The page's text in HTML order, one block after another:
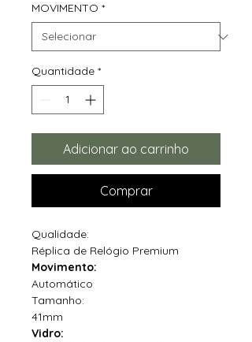
MOVIMENTO *
Quantidade *
Adicionar ao carrinho
Comprar
Qualidade:
Réplica de Relógio Premium
Movimento:
Automático
Tamanho:
41mm
Vidro: